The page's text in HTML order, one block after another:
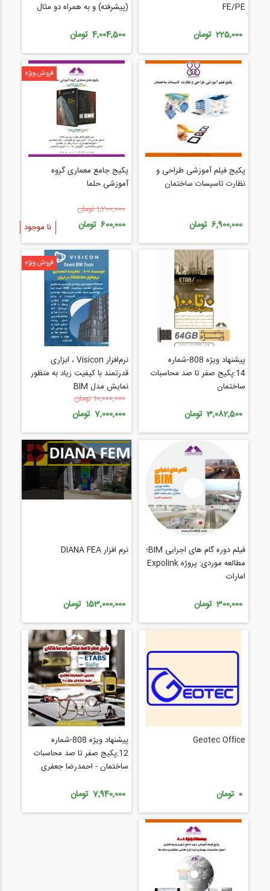
FE/PE
225,000 تومان
(پیشرفته) و به همراه دو مثال
4,004,500 تومان
پکیج فیلم آموزشی طراحی و
نظارت تاسیسات ساختمان
6,900,000 تومان
پکیج جامع معماری گروه
آموزشی حلما
1,200,000 تومان
600,000 تومان نا موجود
پیشنهاد ویژه 808-شماره
14:پکیج صفر تا صد محاسبات
ساختمان
3,082,500 تومان
نرم‌افزار Visicon ، ابزاری
قدرتمند با کیفیت زیاد به منظور
نمایش مدل BIM
10,000,000 تومان
7,000,000 تومان
فیلم دوره گام های اجرایی BIM؛
مطالعه موردی: پروژه Expolink
امارات
300,000 تومان
نرم افزار DIANA FEA
153,000,000 تومان
Geotec Office
0 تومان
پیشنهاد ویژه 808-شماره
12:پکیج صفر تا صد محاسبات
ساختمان - احمدرضا جعفری
7,940,000 تومان